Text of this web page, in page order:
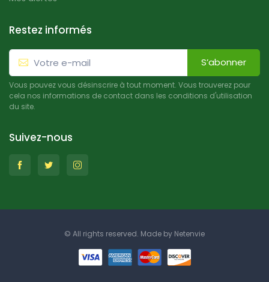
Restez informés
S’abonner
Vous pouvez vous désinscrire à tout moment. Vous trouverez pour
cela nos informations de contact dans les conditions d'utilisation
du site.
Suivez-nous
© All rights reserved. Made by Netenvie